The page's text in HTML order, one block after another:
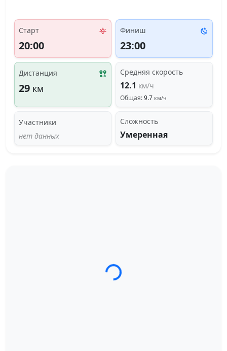
Старт
20:00
Финиш
23:00
Дистанция
29 км
Средняя скорость
12.1 км/ч
Общая:9.7 км/ч
Участники
нет данных
Сложность
Умеренная
Загрузка трека...